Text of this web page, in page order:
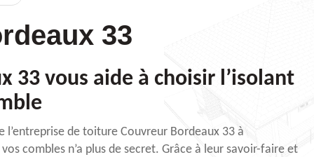
33
33 vous aide à choisir l’isolant
l’entreprise de toiture Couvreur Bordeaux 33 à
combles n’a plus de secret. Grâce à leur savoir-faire et